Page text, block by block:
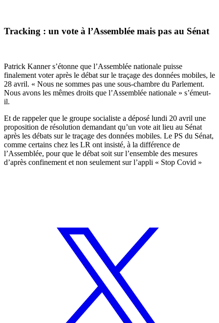
Tracking : un vote à l’Assemblée mais pas au Sénat
Patrick Kanner s’étonne que l’Assemblée nationale puisse
finalement voter après le débat sur le traçage des données mobiles, le
28 avril. « Nous ne sommes pas une sous-chambre du Parlement.
Nous avons les mêmes droits que l’Assemblée nationale » s’émeut-
il.
Et de rappeler que le groupe socialiste a déposé lundi 20 avril une
proposition de résolution demandant qu’un vote ait lieu au Sénat
après les débats sur le traçage des données mobiles. Le PS du Sénat,
comme certains chez les LR ont insisté, à la différence de
l’Assemblée, pour que le débat soit sur l’ensemble des mesures
d’après confinement et non seulement sur l’appli « Stop Covid »